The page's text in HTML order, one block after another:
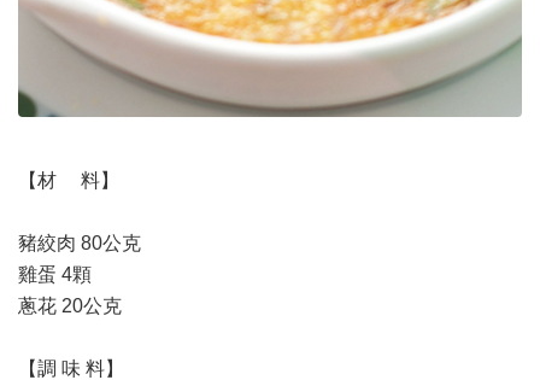
【材 料】
豬絞肉 80公克
雞蛋 4顆
蔥花 20公克
【調 味 料】